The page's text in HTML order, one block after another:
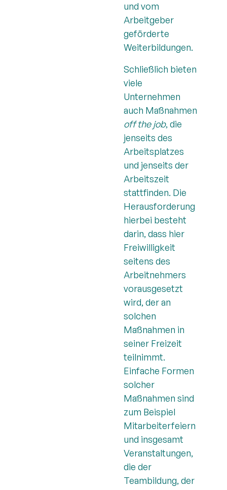
und vom
Arbeitgeber
geförderte
Weiterbildungen.
Schließlich bieten
viele
Unternehmen
auch Maßnahmen
off the job, die
jenseits des
Arbeitsplatzes
und jenseits der
Arbeitszeit
stattfinden. Die
Herausforderung
hierbei besteht
darin, dass hier
Freiwilligkeit
seitens des
Arbeitnehmers
vorausgesetzt
wird, der an
solchen
Maßnahmen in
seiner Freizeit
teilnimmt.
Einfache Formen
solcher
Maßnahmen sind
zum Beispiel
Mitarbeiterfeiern
und insgesamt
Veranstaltungen,
die der
Teambildung, der